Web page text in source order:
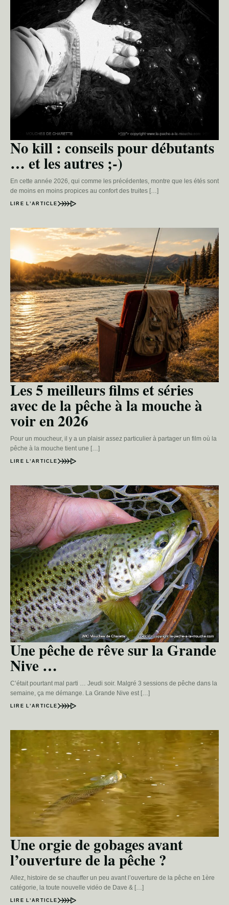
No kill : conseils pour débutants
… et les autres ;-)
En cette année 2026, qui comme les précédentes, montre que les étés sont
de moins en moins propices au confort des truites […]
LIRE L’ARTICLE
Les 5 meilleurs films et séries
avec de la pêche à la mouche à
voir en 2026
Pour un moucheur, il y a un plaisir assez particulier à partager un film où la
pêche à la mouche tient une […]
LIRE L’ARTICLE
Une pêche de rêve sur la Grande
Nive …
C’était pourtant mal parti … Jeudi soir. Malgré 3 sessions de pêche dans la
semaine, ça me démange. La Grande Nive est […]
LIRE L’ARTICLE
Une orgie de gobages avant
l’ouverture de la pêche ?
Allez, histoire de se chauffer un peu avant l’ouverture de la pêche en 1ère
catégorie, la toute nouvelle vidéo de Dave & […]
LIRE L’ARTICLE